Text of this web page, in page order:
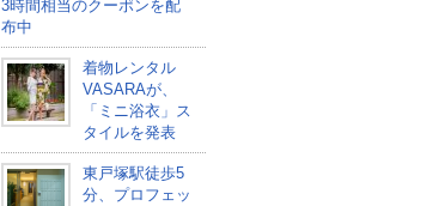
3時間相当のクーポンを配
布中
着物レンタル
VASARAが、
「ミニ浴衣」ス
タイルを発表
東戸塚駅徒歩5
分、プロフェッ